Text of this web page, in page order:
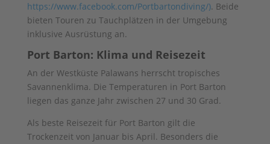
https://www.facebook.com/Portbartondiving/). Beide
bieten Touren zu Tauchplätzen in der Umgebung
inklusive Ausrüstung an.
Port Barton: Klima und Reisezeit
An der Westküste Palawans herrscht tropisches
Savannenklima. Die Temperaturen in Port Barton
liegen das ganze Jahr zwischen 27 und 30 Grad.
Als beste Reisezeit für Port Barton gilt die
Trockenzeit von Januar bis April. Besonders die